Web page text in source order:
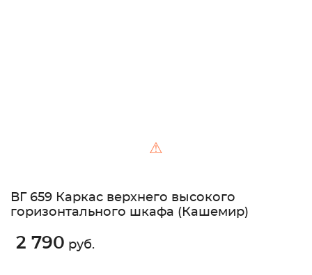
⚠
ВГ 659 Каркас верхнего высокого
горизонтального шкафа (Кашемир)
2 790 руб.